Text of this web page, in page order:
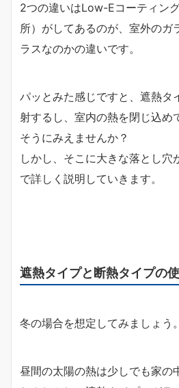
2つの違いはLow-Eコーティン
所）がしてあるのが、室外のガ
ラスなのかの違いです。
パッとみた感じですと、遮熱タ
射するし、室内の熱を閉じ込め
そうにみえませんか？
しかし、そこに大きな落とし穴
で詳しく説明していきます。
遮熱タイプと断熱タイプの
冬の場合を想定してみましょう。
昼間の太陽の熱は少しでも家の